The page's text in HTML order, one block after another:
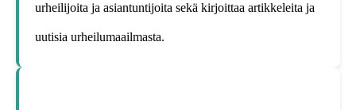
urheilijoita ja asiantuntijoita sekä kirjoittaa artikkeleita ja
uutisia urheilumaailmasta.